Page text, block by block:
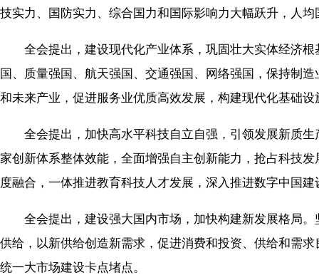
技实力、国防实力、综合国力和国际影响力大幅跃升，人
全会提出，建设现代化产业体系，巩固壮大实体经济根
国、质量强国、航天强国、交通强国、网络强国，保持制
和未来产业，促进服务业优质高效发展，构建现代化基础设
全会提出，加快高水平科技自立自强，引领发展新质生
家创新体系整体效能，全面增强自主创新能力，抢占科技
度融合，一体推进教育科技人才发展，深入推进数字中国建
全会提出，建设强大国内市场，加快构建新发展格局。
供给，以新供给创造新需求，促进消费和投资、供给和需
统一大市场建设卡点堵点。